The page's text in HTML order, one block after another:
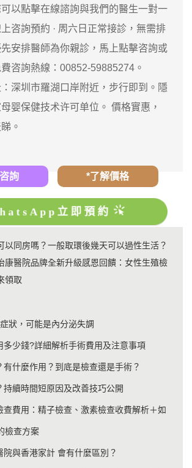
以點擊在線諮詢與我們的醫生一對一
咨詢預約 · ‎周六日正常接診，無需排
安排醫師為你親診，馬上點擊咨詢或
咨詢熱線：00852-59885274。
圳市羅湖口岸附近，步行即到。隱
婴保健技术许可单位。 價格實惠，
。
詢 *了解價格
立即預約
以同房嗎？一般取環後幾天可以過性生活？
康醫院品牌全新升級感恩回饋：女性生殖檢
領取
狀，可能是內分泌失調
多少錢?詳細解析手術費用及注意事項
有什麼作用？到底是檢查還是手術？
持續時間短原因及改善技巧公開
查費用：精子檢查、激素檢查收費解析＋如
檢查方案
院與香港家計 會有什麼區別？